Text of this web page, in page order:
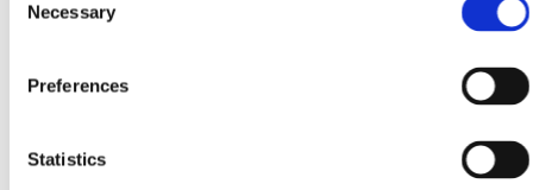
Selection
Necessary
Preferences
Statistics
EMA ist ein Baggerzubehörhersteller, der Qualität ausstrahlt.
Phone: +45 81 77 02 50